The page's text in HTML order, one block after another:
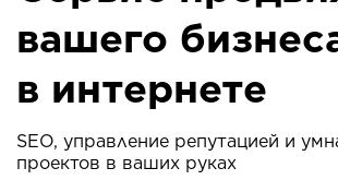
вашего
в интернете
SEO, управление репутацией и
проектов в ваших руках